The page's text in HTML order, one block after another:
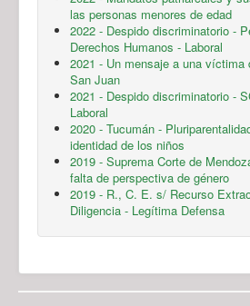
las personas menores de edad
2022 - Despido discriminatorio -
Derechos Humanos - Laboral
2021 - Un mensaje a una víctima
San Juan
2021 - Despido discriminatorio -
Laboral
2020 - Tucumán -
identidad de los niños
2019 - Suprema Corte de
falta de perspectiva de género
2019 - R., C. E. s/ Recurso
Diligencia - Legítima Defensa